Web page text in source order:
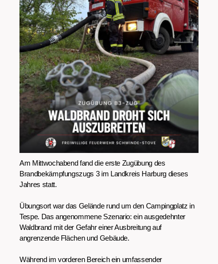
Am Mittwochabend fand die erste Zugübung des
Brandbekämpfungszugs 3 im Landkreis Harburg dieses
Jahres statt.
Übungsort war das Gelände rund um den Campingplatz in
Tespe. Das angenommene Szenario: ein ausgedehnter
Waldbrand mit der Gefahr einer Ausbreitung auf
angrenzende Flächen und Gebäude.
Während im vorderen Bereich ein umfassender